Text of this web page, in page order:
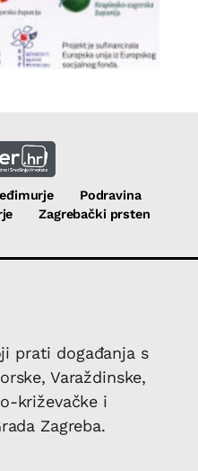
Podravina
Zagrebački prsten
prati događanja s
Varaždinske,
križevačke i
Zagreba.